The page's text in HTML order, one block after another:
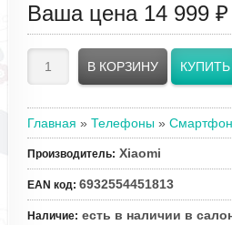
Ваша цена 14 999 ₽
Главная » Телефоны »
Производитель: Xiaomi
EAN код: 6932554451813
Наличие: есть в наличии в